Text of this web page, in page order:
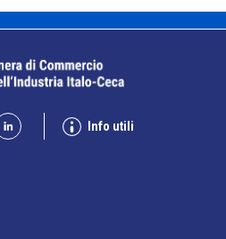
Info utili